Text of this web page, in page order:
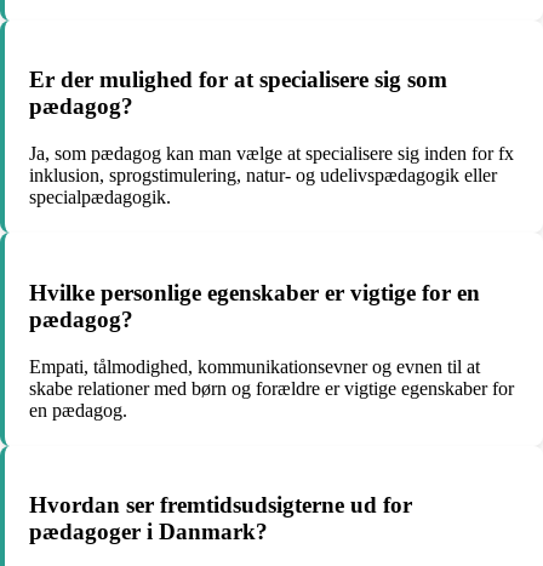
Er der mulighed for at specialisere sig som
pædagog?
Ja, som pædagog kan man vælge at specialisere sig inden for fx
inklusion, sprogstimulering, natur- og udelivspædagogik eller
specialpædagogik.
Hvilke personlige egenskaber er vigtige for en
pædagog?
Empati, tålmodighed, kommunikationsevner og evnen til at
skabe relationer med børn og forældre er vigtige egenskaber for
en pædagog.
Hvordan ser fremtidsudsigterne ud for
pædagoger i Danmark?